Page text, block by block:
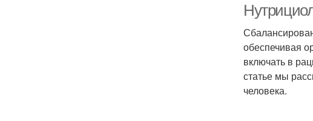
обеспечивая
включать в
статье мы
человека.